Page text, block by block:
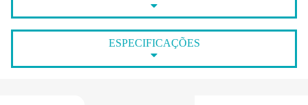
ESPECIFICAÇÕES